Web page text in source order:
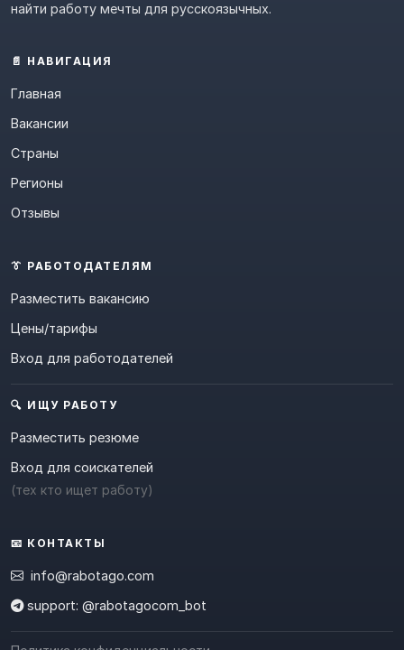
найти работу мечты для русскоязычных.
📄 НАВИГАЦИЯ
Главная
Вакансии
Страны
Регионы
Отзывы
👔 РАБОТОДАТЕЛЯМ
Разместить вакансию
Цены/тарифы
Вход для работодателей
🔍 ИЩУ РАБОТУ
Разместить резюме
Вход для соискателей
(тех кто ищет работу)
📧 КОНТАКТЫ
info@rabotago.com
support: @rabotagocom_bot